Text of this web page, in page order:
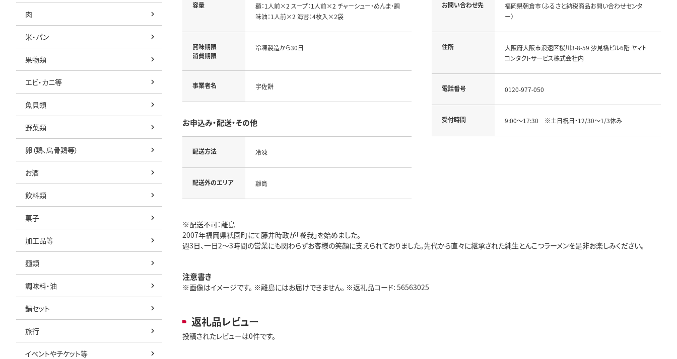
肉
米・パン
果物類
エビ・カニ等
魚貝類
野菜類
卵（鶏、烏骨鶏等）
お酒
飲料類
菓子
加工品等
麺類
調味料・油
鍋セット
旅行
イベントやチケット等
容量
麺：1人前×2 スープ：1人前×2 チャーシュー・めんま・調
味油：1人前×2 海苔：4枚入×2袋
賞味期限
消費期限
冷凍製造から30日
事業者名 宇佐餅
お申込み・配送・その他
配送方法 冷凍
配送外のエリア 離島
お問い合わせ先
福岡県朝倉市（ふるさと納税商品お問い合わせセンタ
ー）
住所
大阪府大阪市浪速区桜川3-8-59 汐見橋ビル6階 ヤマト
コンタクトサービス株式会社内
電話番号 0120-977-050
受付時間 9:00～17:30 ※土日祝日・12/30～1/3休み
※配送不可：離島
2007年福岡県祇園町にて藤井時政が「餐我」を始めました。
週3日、一日2～3時間の営業にも関わらずお客様の笑顔に支えられておりました。先代から直々に継承された純生とんこつラーメンを是非お楽しみください。
注意書き
※画像はイメージです。 ※離島にはお届けできません。 ※返礼品コード: 56563025
返礼品レビュー
投稿されたレビューは0件です。